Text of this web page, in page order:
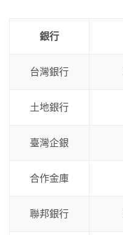
銀行
台灣銀行
土地銀行
臺灣企銀
合作金庫
聯邦銀行